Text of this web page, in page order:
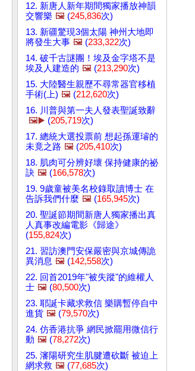
12. 新唐人新年期間獨家播放神韻
交響樂 🖼️ (245,836次)
13. 新疆驚現3個太陽 神州大地即
將發生大事 🖼️ (233,322次)
14. 破千古謎團！埃及金字塔不是
埃及人建造的 🖼️ (213,290次)
15. 大陸醫生親歷不尋常器官移植
手術(上) 🖼️ (212,620次)
16. 川普與第一夫人發表聖誕致辭
🖼️▶️ (205,719次)
17. 總統大選投票前 想起孫運璿的
未竟之路 🖼️ (205,410次)
18. 肌肉可分辨好壞 保持健康的祕
訣 🖼️ (166,578次)
19. 9歲童被美名校錄取讀博士 在
告訴我們什麼 🖼️ (165,945次)
20. 聖誕節期間新唐人獨家播出真
人真事改編電影《歸途》
(155,824次)
21. 習訪澳門安保嚴密與京城傳詭
異消息 🖼️ (142,558次)
22. 回首2019年"被失蹤"的維權人
士 🖼️ (80,500次)
23. 耶誕卡藏求救信 樂購暫停自中
進貨 🖼️ (79,570次)
24. 仿香港抗爭 網民掀罷用微信行
動 🖼️ (78,272次)
25. 瀋陽研究生肌腱遭砍斷 被迫上
網求救 🖼️ (77,685次)